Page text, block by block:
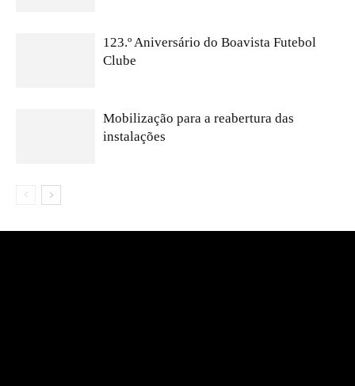
123.º Aniversário do Boavista Futebol
Clube
Mobilização para a reabertura das
instalações